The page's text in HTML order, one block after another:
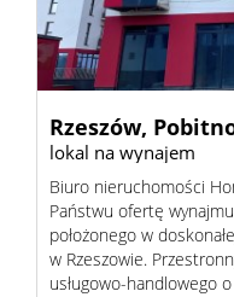
Rzeszów,
lokal na wynajem
Biuro nieruchomości
Państwu ofertę
położonego w
w Rzeszowie.
usługowo-handlowego